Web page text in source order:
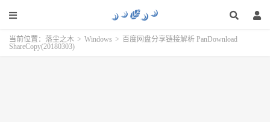
当前位置： 落尘之木 > Windows > 百度网盘分享链接解析 PanDownload
ShareCopy(20180303)